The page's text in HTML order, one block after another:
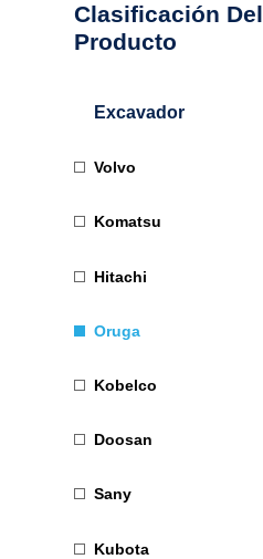
Clasificación Del
Producto
Excavador
Volvo
Komatsu
Hitachi
Oruga
Kobelco
Doosan
Sany
Kubota